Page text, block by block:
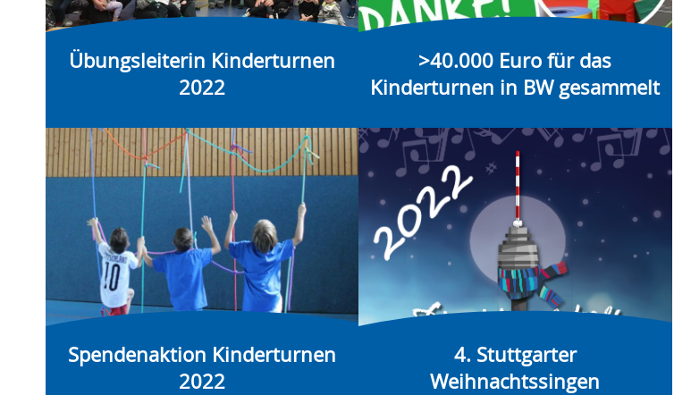
Übungsleiterin Kinderturnen
2022
>40.000 Euro für das
Kinderturnen in BW gesammelt
Spendenaktion Kinderturnen
2022
4. Stuttgarter
Weihnachtssingen